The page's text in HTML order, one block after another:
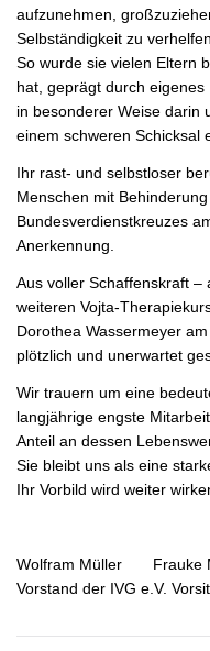
aufzunehmen,
Selbständigkeit zu verhelfen.
So wurde sie vielen Eltern
hat, geprägt durch
in besonderer Weise darin
einem schweren Schicksal
Ihr rast- und selbstloser
Menschen mit
Bundesverdienstkreuzes
Anerkennung.
Aus voller Schaffenskraft –
weiteren Vojta-
Dorothea Wassermeyer
plötzlich und unerwartet
Wir trauern um eine
langjährige engste
Anteil an dessen
Sie bleibt uns als eine
Ihr Vorbild wird weiter
Wolfram Müller Frauke
Vorstand der IVG e.V.